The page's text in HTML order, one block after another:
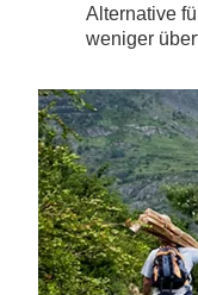
Alternative
weniger